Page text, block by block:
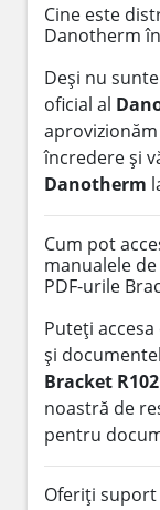
Cine este
Danotherm
Deși nu
oficial al
încredere și
Danotherm
Cum pot
manualele
PDF-urile
Puteți
și
Bracket R102
noastră de
pentru
Oferiți suport